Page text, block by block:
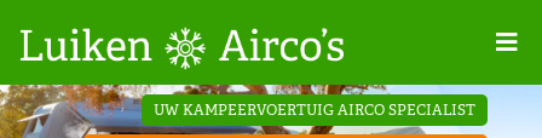
Projecten
UW KAMPEERVOERTUIG AIRCO SPECIALIST